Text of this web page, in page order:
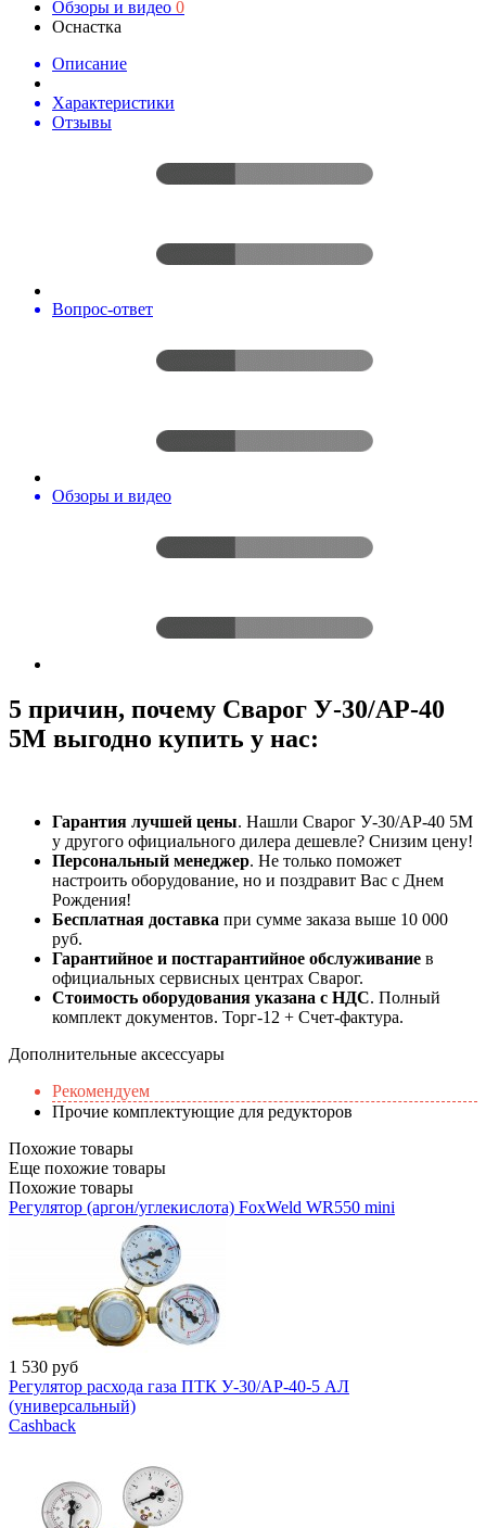
Обзоры и видео 0
Оснастка
Описание
Характеристики
Отзывы
Вопрос-ответ
Обзоры и видео
5 причин, почему Сварог У-30/АР-40
5М выгодно купить у нас:
Гарантия лучшей цены. Нашли Сварог У-30/АР-40 5М
у другого официального дилера дешевле? Снизим цену!
Персональный менеджер. Не только поможет
настроить оборудование, но и поздравит Вас с Днем
Рождения!
Бесплатная доставка при сумме заказа выше 10 000
руб.
Гарантийное и постгарантийное обслуживание в
официальных сервисных центрах Сварог.
Стоимость оборудования указана с НДС. Полный
комплект документов. Торг-12 + Счет-фактура.​
Дополнительные аксессуары
Рекомендуем
Прочие комплектующие для редукторов
Похожие товары
Еще похожие товары
Похожие товары
Регулятор (аргон/углекислота) FoxWeld WR550 mini
1 530 руб
Регулятор расхода газа ПТК У-30/АР-40-5 АЛ
(универсальный)
Cashback